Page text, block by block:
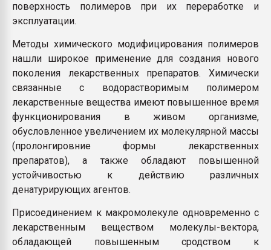
поверхность полимеров при их переработке и
эксплуатации.
Методы химического модифицирования полимеров
нашли широкое применение для создания нового
поколения лекарственных препаратов. Химически
связанные с водорастворимым полимером
лекарственные вещества имеют повышенное время
функционирования в живом организме,
обусловленное увеличением их молекулярной массы
(пролонгировние формы лекарственных
препаратов), а также обладают повышенной
устойчивостью к действию различных
денатурирующих агентов.
Присоединением к макромолекуле одновременно с
лекарственным веществом молекулы-вектора,
обладающей повышенным сродством к